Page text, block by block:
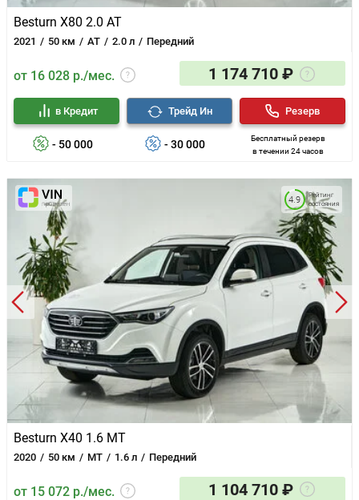
Besturn X80 2.0 AT
2021 50 км AT 2.0 л Передний
от 16 028 р./мес. 1 174 710 ₽
- 50 000
в Кредит
- 30 000
Трейд Ин
Бесплатный резерв
в течении 24 часов
Резерв
Besturn X40 1.6 MT
2020 50 км MT 1.6 л Передний
Рейтинг
состояния
4.9
от 15 072 р./мес. 1 104 710 ₽